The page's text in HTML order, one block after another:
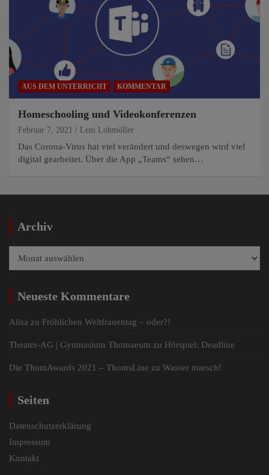
AUS DEM UNTERRICHT KOMMENTAR
Homeschooling und Videokonferenzen
Februar 7, 2021 Leni Lohmöller
Das Corona-Virus hat viel verändert und deswegen wird viel
digital gearbeitet. Über die App „Teams“ sehen…
Archiv
Neueste Kommentare
Alisa zu Fröhlichen Weltfrauentag – oder?!
Theater-AG | Gymnasium Thomaeum zu Hörspiel: Deadline
Die ThomAwards 2021 – ThomsLine zu Wasser marsch!
Seiten
Datenschutzerklärung
Impressum
Kontakt